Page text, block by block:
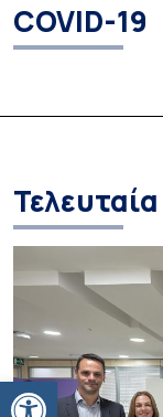
Ανοίξτε τη γραμμή
COVID-19